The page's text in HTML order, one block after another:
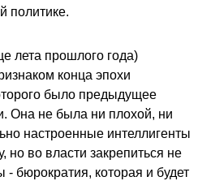
политике.
лета прошлого года)
конца эпохи
было предыдущее
Она не была ни плохой, ни
настроенные интеллигенты
во власти закрепиться не
бюрократия, которая и будет